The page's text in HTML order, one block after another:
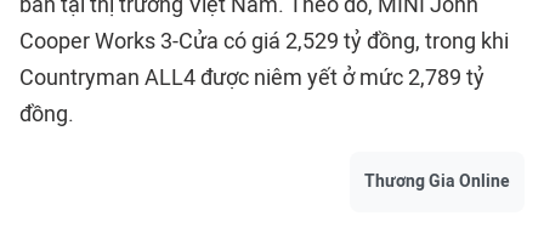
bản tại thị trường Việt Nam. Theo đó, MINI John
Cooper Works 3-Cửa có giá 2,529 tỷ đồng, trong khi
Countryman ALL4 được niêm yết ở mức 2,789 tỷ
đồng.
Thương Gia Online